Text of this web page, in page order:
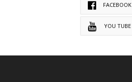
FACEBOOK
YOU TUBE